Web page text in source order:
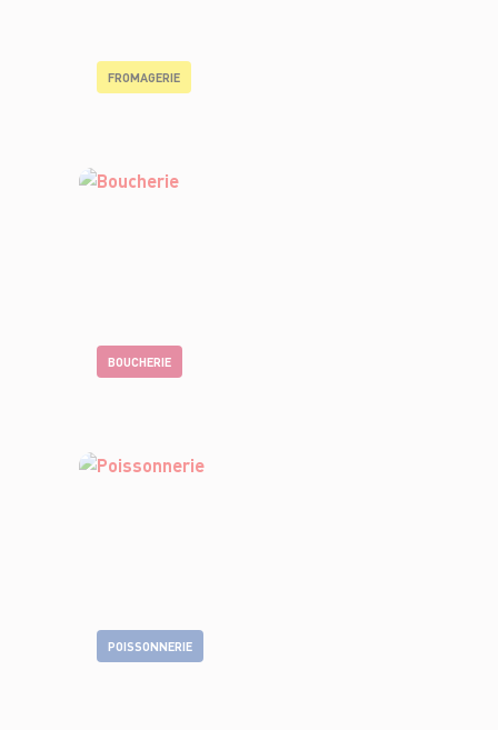
FROMAGERIE
BOUCHERIE
POISSONNERIE